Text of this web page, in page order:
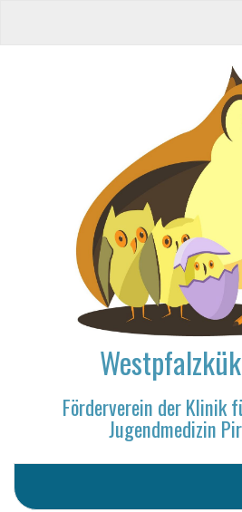
Förderverein der Klinik
Jugendmedizin